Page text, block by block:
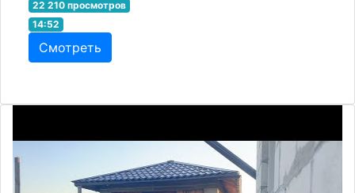
22 210 просмотров
14:52
Смотреть